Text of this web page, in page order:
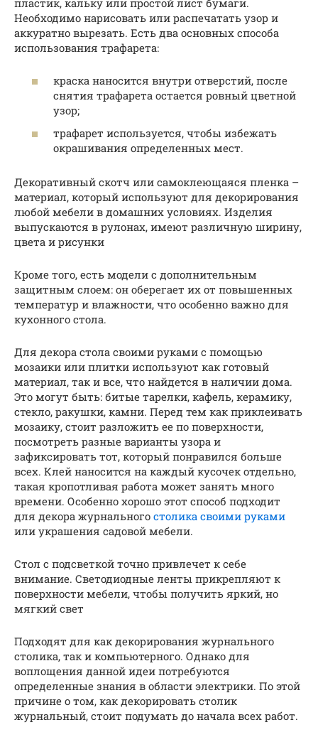
Необходимо нарисовать или распечатать узор и
аккуратно вырезать. Есть два основных способа
использования трафарета:
краска наносится внутри отверстий, после
снятия трафарета остается ровный цветной
узор;
трафарет используется, чтобы избежать
окрашивания определенных мест.
Декоративный скотч или самоклеющаяся пленка –
материал, который используют для декорирования
любой мебели в домашних условиях. Изделия
выпускаются в рулонах, имеют различную ширину,
цвета и рисунки
Кроме того, есть модели с дополнительным
защитным слоем: он оберегает их от повышенных
температур и влажности, что особенно важно для
кухонного стола.
Для декора стола своими руками с помощью
мозаики или плитки используют как готовый
материал, так и все, что найдется в наличии дома.
Это могут быть: битые тарелки, кафель, керамику,
стекло, ракушки, камни. Перед тем как приклеивать
мозаику, стоит разложить ее по поверхности,
посмотреть разные варианты узора и
зафиксировать тот, который понравился больше
всех. Клей наносится на каждый кусочек отдельно,
такая кропотливая работа может занять много
времени. Особенно хорошо этот способ подходит
для декора журнального столика своими руками
или украшения садовой мебели.
Стол с подсветкой точно привлечет к себе
внимание. Светодиодные ленты прикрепляют к
поверхности мебели, чтобы получить яркий, но
мягкий свет
Подходят для как декорирования журнального
столика, так и компьютерного. Однако для
воплощения данной идеи потребуются
определенные знания в области электрики. По этой
причине о том, как декорировать столик
журнальный, стоит подумать до начала всех работ.